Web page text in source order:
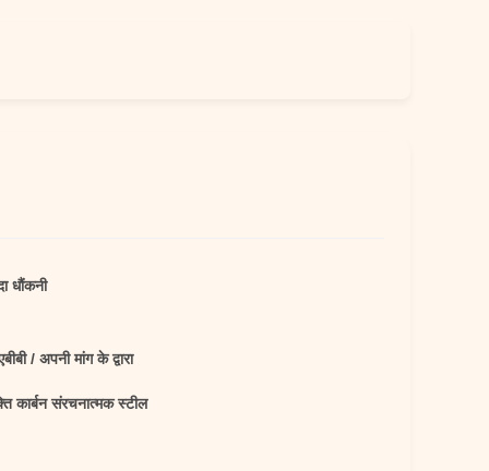
धौंकनी
/ अपनी मांग के द्वारा
कार्बन संरचनात्मक स्टील